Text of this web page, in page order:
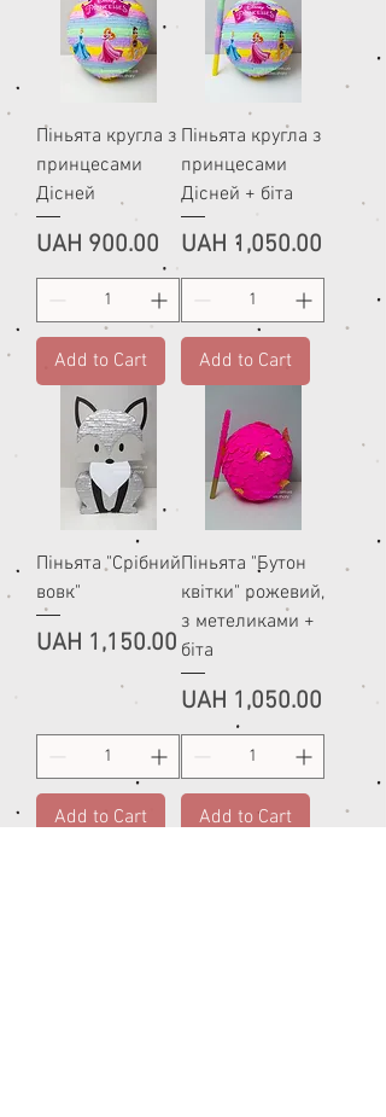
Піньята кругла з
принцесами
Дісней
Price
UAH 900.00
Add to Cart
Піньята кругла з
принцесами
Дісней + біта
Price
UAH 1,050.00
Add to Cart
Піньята "Срібний
вовк"
Price
UAH 1,150.00
Add to Cart
Піньята "Бутон
квітки" рожевий,
з метеликами +
біта
Price
UAH 1,050.00
Add to Cart